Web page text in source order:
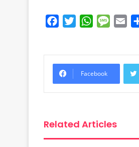
b
o
e
W
s
A
M
g
Facebook
Related Articles